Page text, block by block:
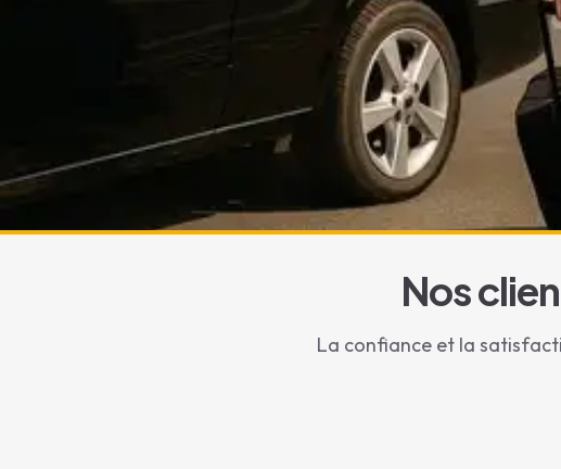
Taxi Siège
VTC familial avec siège
Nos
La confiance et la